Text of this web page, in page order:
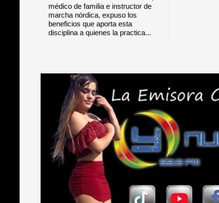
médico de familia e instructor de
marcha nórdica, expuso los
beneficios que aporta esta
disciplina a quienes la practica...